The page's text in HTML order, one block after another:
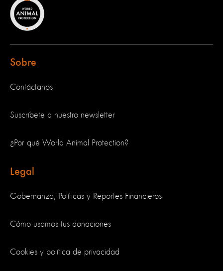
Sobre
Contáctanos
Suscríbete a nuestro newsletter
¿Por qué World Animal Protection?
Legal
Gobernanza, Políticas y Reportes Financieros
Cómo usamos tus donaciones
Cookies y política de privacidad